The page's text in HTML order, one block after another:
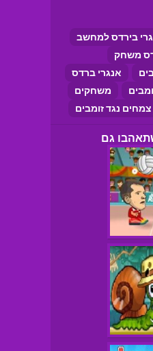
בירדס למחשב
משחק
אנגרי ברדס
משחקים
צמחים נגד זומבים
גם